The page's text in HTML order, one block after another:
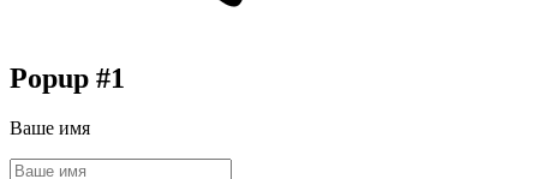
Popup #1
Ваше имя